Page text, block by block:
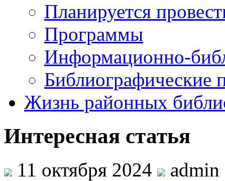
Планируется
Программы
Информационно-
Библиографические
Жизнь районных
Интересная статья
11 октября 2024 admin